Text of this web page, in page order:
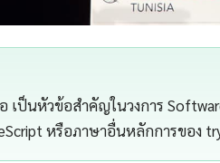
เป็นหัวข้อสำคัญในวงการ
หรือภาษาอื่นหลักการของ